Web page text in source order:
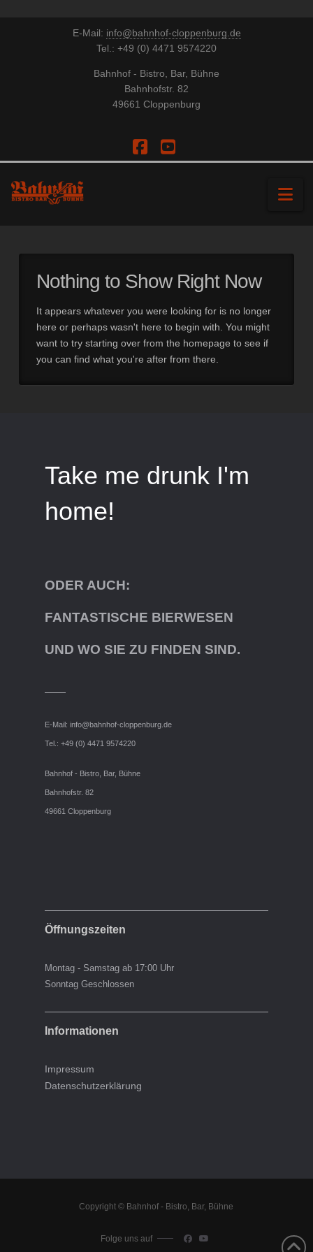
E-Mail: info@bahnhof-cloppenburg.de
Tel.: +49 (0) 4471 9574220
Bahnhof - Bistro, Bar, Bühne
Bahnhofstr. 82
49661 Cloppenburg
Facebook
YouTube
Nothing to Show Right Now
It appears whatever you were looking for is no longer
here or perhaps wasn't here to begin with. You might
want to try starting over from the homepage to see if
you can find what you're after from there.
Take me drunk I'm
home!
ODER AUCH:
FANTASTISCHE BIERWESEN
UND WO SIE ZU FINDEN SIND.
E-Mail: info@bahnhof-cloppenburg.de
Tel.: +49 (0) 4471 9574220
Bahnhof - Bistro, Bar, Bühne
Bahnhofstr. 82
49661 Cloppenburg
Öffnungszeiten
Montag - Samstag ab 17:00 Uhr
Sonntag Geschlossen
Informationen
Impressum
Datenschutzerklärung
Copyright © Bahnhof - Bistro, Bar, Bühne
Folge uns auf